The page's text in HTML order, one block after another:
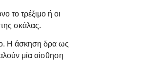
το τρέξιμο ή οι
σκάλας.
Η άσκηση δρα ως
μία αίσθηση